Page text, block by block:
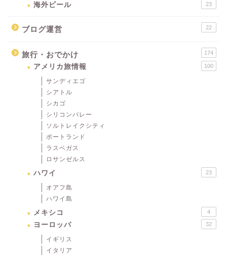
海外ビール 23
ブログ運営 22
旅行・おでかけ 174
アメリカ旅情報 100
サンディエゴ
シアトル
シカゴ
シリコンバレー
ソルトレイクシティ
ポートランド
ラスベガス
ロサンゼルス
ハワイ 23
オアフ島
ハワイ島
メキシコ 4
ヨーロッパ 32
イギリス
イタリア